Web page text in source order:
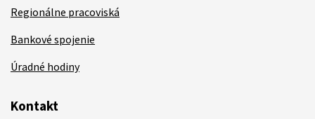
Regionálne pracoviská
Bankové spojenie
Úradné hodiny
Kontakt